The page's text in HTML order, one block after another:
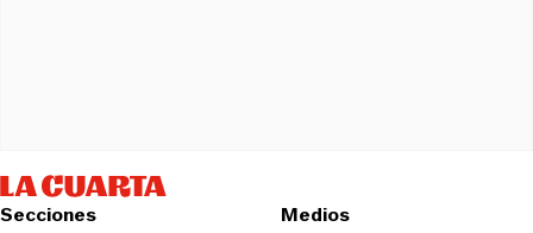
Secciones
Medios